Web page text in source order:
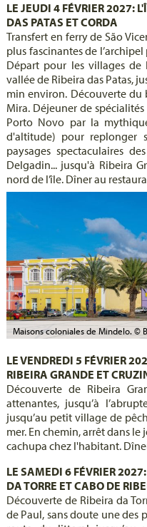
LE JEUDI 4 FÉVRIER 2027:
DAS PATAS ET CORDA
Transfert en ferry de São
plus fascinantes de
Départ pour les villages
vallée de Ribeira das Patas,
min environ. Découverte du
Mira. Déjeuner de
Porto Novo par la
d'altitude) pour replonger
paysages spectaculaires
Delgadin... jusqu'à Ribeira
nord de l’île. Dîner au
Maisons coloniales de Mindelo. ©
LE VENDREDI 5 FÉVRIER
RIBEIRA GRANDE ET
Découverte de Ribeira
attenantes, jusqu’à
jusqu’au petit village de
mer. En chemin, arrêt dans
cachupa chez l'habitant.
LE SAMEDI 6 FÉVRIER
DA TORRE ET CABO DE
Découverte de Ribeira da
de Paul, sans doute une des